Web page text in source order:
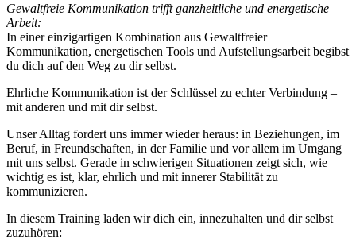
Gewaltfreie Kommunikation trifft ganzheitliche und energetische
Arbeit:
In einer einzigartigen Kombination aus Gewaltfreier
Kommunikation, energetischen Tools und Aufstellungsarbeit begibst
du dich auf den Weg zu dir selbst.
Ehrliche Kommunikation ist der Schlüssel zu echter Verbindung –
mit anderen und mit dir selbst.
Unser Alltag fordert uns immer wieder heraus: in Beziehungen, im
Beruf, in Freundschaften, in der Familie und vor allem im Umgang
mit uns selbst. Gerade in schwierigen Situationen zeigt sich, wie
wichtig es ist, klar, ehrlich und mit innerer Stabilität zu
kommunizieren.
In diesem Training laden wir dich ein, innezuhalten und dir selbst
zuzuhören: